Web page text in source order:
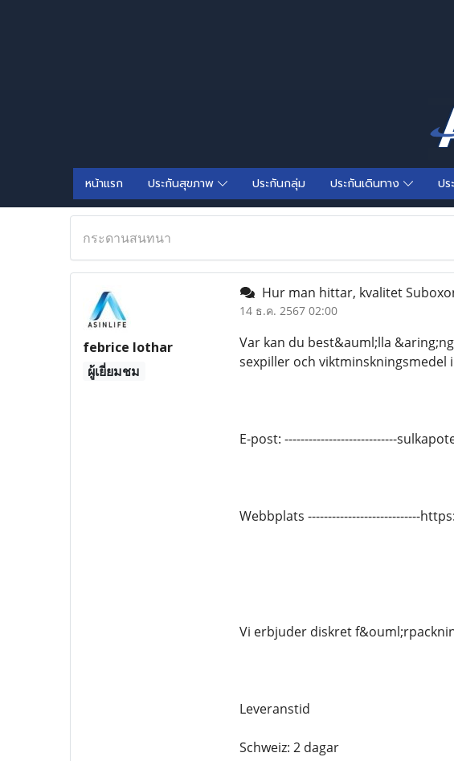
หน้าแรก ประกันสุขภาพ ประกันกลุ่ม ประกันเดินทาง ป
กระดานสนทนา
febrice lothar
ผู้เยี่ยมชม
Hur man hittar, kvalitet
14 ธ.ค. 2567 02:00
Var kan du best&auml;lla
sexpiller och viktminskningsmedel
E-post: ----------------------------
Webbplats ----------------------------
Vi erbjuder diskret
Leveranstid
Schweiz: 2 dagar